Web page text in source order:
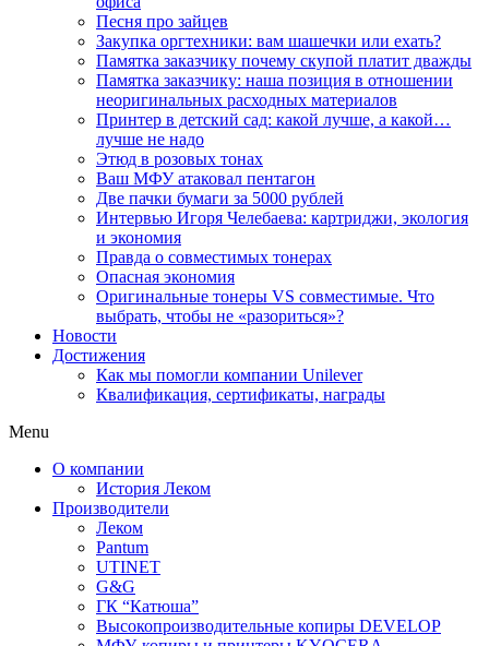
Песня про зайцев
Закупка оргтехники: вам шашечки или ехать?
Памятка заказчику почему скупой платит дважды
Памятка заказчику: наша позиция в отношении
неоригинальных расходных материалов
Принтер в детский сад: какой лучше, а какой…
лучше не надо
Этюд в розовых тонах
Ваш МФУ атаковал пентагон
Две пачки бумаги за 5000 рублей
Интервью Игоря Челебаева: картриджи, экология
и экономия
Правда о совместимых тонерах
Опасная экономия
Оригинальные тонеры VS совместимые. Что
выбрать, чтобы не «разориться»?
Новости
Достижения
Как мы помогли компании Unilever
Квалификация, сертификаты, награды
Menu
О компании
История Леком
Производители
Леком
Pantum
UTINET
G&G
ГК “Катюша”
Высокопроизводительные копиры DEVELOP